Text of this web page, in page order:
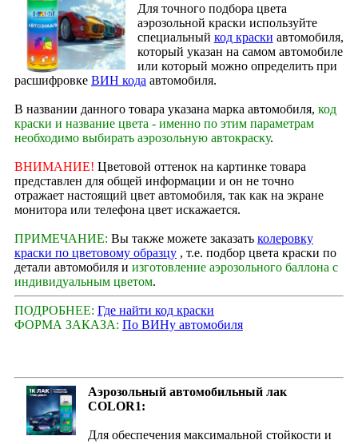
Для точного подбора цвета
аэрозольной краски используйте
специальный код краски автомобиля,
который указан на самом автомобиле
или который можно определить при
расшифровке ВИН кода автомобиля.
В названии данного товара указана марка автомобиля, код
краски и название цвета - именно по этим параметрам
необходимо выбирать аэрозольную автокраску.
ВНИМАНИЕ! Цветовой оттенок на картинке товара
представлен для общей информации и он не точно
отражает настоящий цвет автомобиля, так как на экране
монитора или телефона цвет искажается.
ПРИМЕЧАНИЕ: Вы также можете заказать колеровку
краски по цветовому образцу , т.е. подбор цвета краски по
детали автомобиля и изготовление аэрозольного баллона с
индивидуальным цветом.
ПОДРОБНЕЕ: Где найти код краски
ФОРМА ЗАКАЗА: По ВИНу автомобиля
Аэрозольный автомобильный лак
COLOR1:
Для обеспечения максимальной стойкости и